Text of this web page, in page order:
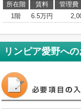
所在階 賃料 管理費
1階
6.5万円
リンピア愛野へ